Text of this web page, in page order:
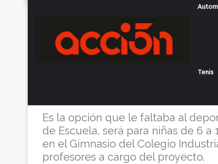
Tenis
Actualidad/ Básquet: se inicia
Básquet: se
Es la opción que le faltaba al
de Escuela, será para niñas de 6
en el Gimnasio del Colegio
profesores a cargo del proyecto.